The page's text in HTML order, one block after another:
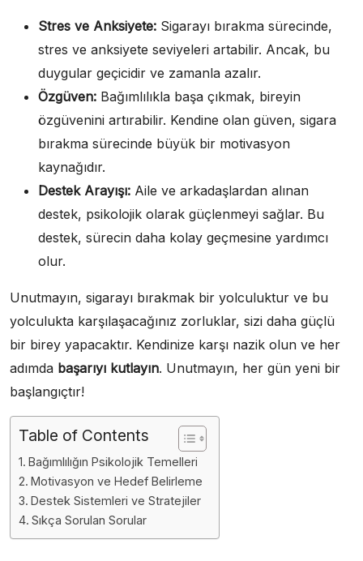
Stres ve Anksiyete: Sigarayı bırakma sürecinde,
stres ve anksiyete seviyeleri artabilir. Ancak, bu
duygular geçicidir ve zamanla azalır.
Özgüven: Bağımlılıkla başa çıkmak, bireyin
özgüvenini artırabilir. Kendine olan güven, sigara
bırakma sürecinde büyük bir motivasyon
kaynağıdır.
Destek Arayışı: Aile ve arkadaşlardan alınan
destek, psikolojik olarak güçlenmeyi sağlar. Bu
destek, sürecin daha kolay geçmesine yardımcı
olur.
Unutmayın, sigarayı bırakmak bir yolculuktur ve bu
yolculukta karşılaşacağınız zorluklar, sizi daha güçlü
bir birey yapacaktır. Kendinize karşı nazik olun ve her
adımda başarıyı kutlayın. Unutmayın, her gün yeni bir
başlangıçtır!
Table of Contents
Bağımlılığın Psikolojik Temelleri
Motivasyon ve Hedef Belirleme
Destek Sistemleri ve Stratejiler
Sıkça Sorulan Sorular